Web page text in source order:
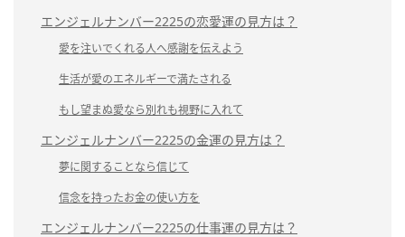
エンジェルナンバー2225の恋愛運の見方は？
愛を注いでくれる人へ感謝を伝えよう
生活が愛のエネルギーで満たされる
もし望まぬ愛なら別れも視野に入れて
エンジェルナンバー2225の金運の見方は？
夢に関することなら信じて
信念を持ったお金の使い方を
エンジェルナンバー2225の仕事運の見方は？